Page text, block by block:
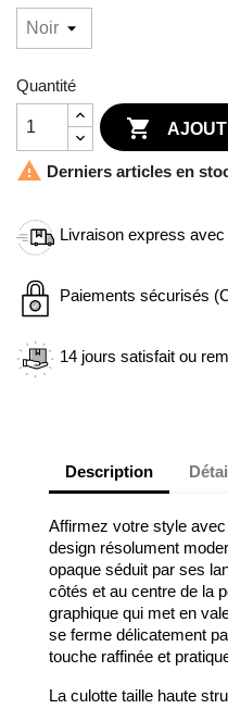
Quantité

 Derniers articles en
Livraison express
Paiements sécurisés
14 jours satisfait ou
Description
Affirmez votre style
design résolument
opaque séduit par ses
côtés et au centre de la
graphique qui met en
se ferme délicatement
touche raffinée et
La culotte taille haute